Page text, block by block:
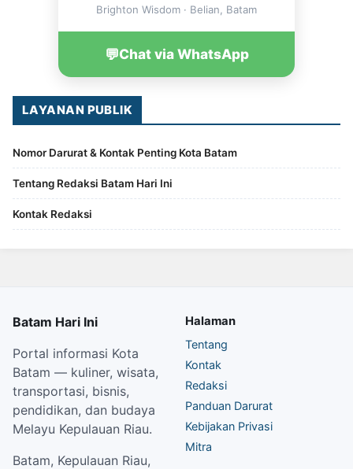
Brighton Wisdom · Belian, Batam
💬Chat via WhatsApp
LAYANAN PUBLIK
Nomor Darurat & Kontak Penting Kota Batam
Tentang Redaksi Batam Hari Ini
Kontak Redaksi
Batam Hari Ini
Portal informasi Kota
Batam — kuliner, wisata,
transportasi, bisnis,
pendidikan, dan budaya
Melayu Kepulauan Riau.
Batam, Kepulauan Riau,
Halaman
Tentang
Kontak
Redaksi
Panduan Darurat
Kebijakan Privasi
Mitra